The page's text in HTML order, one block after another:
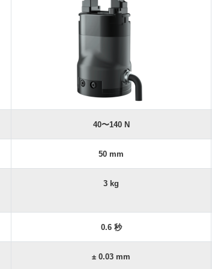
40〜140 N
50 mm
3 kg
0.6 秒
± 0.03 mm